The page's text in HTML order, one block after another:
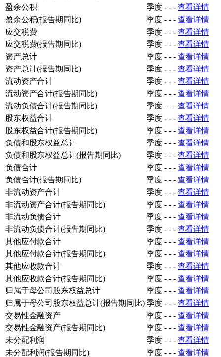
盈余公积
季度 - - - 查看详情
盈余公积(报告期同比)
季度 - - - 查看详情
应交税费
季度 - - - 查看详情
应交税费(报告期同比)
季度 - - - 查看详情
资产总计
季度 - - - 查看详情
资产总计(报告期同比)
季度 - - - 查看详情
流动资产合计
季度 - - - 查看详情
流动资产合计(报告期同比)
季度 - - - 查看详情
流动负债合计(报告期同比)
季度 - - - 查看详情
股东权益合计
季度 - - - 查看详情
股东权益合计(报告期同比)
季度 - - - 查看详情
负债和股东权益总计
季度 - - - 查看详情
负债和股东权益总计(报告期同比)
季度 - - - 查看详情
负债合计
季度 - - - 查看详情
负债合计(报告期同比)
季度 - - - 查看详情
非流动资产合计
季度 - - - 查看详情
非流动资产合计(报告期同比)
季度 - - - 查看详情
非流动负债合计
季度 - - - 查看详情
非流动负债合计(报告期同比)
季度 - - - 查看详情
其他应付款合计
季度 - - - 查看详情
其他应付款合计(报告期同比)
季度 - - - 查看详情
其他应收款合计
季度 - - - 查看详情
其他应收款合计(报告期同比)
季度 - - - 查看详情
归属于母公司股东权益总计
季度 - - - 查看详情
归属于母公司股东权益总计(报告期同比) 季度 - - - 查看详情
交易性金融资产
季度 - - - 查看详情
交易性金融资产(报告期同比)
季度 - - - 查看详情
未分配利润
季度 - - - 查看详情
未分配利润(报告期同比)
季度 - - - 查看详情